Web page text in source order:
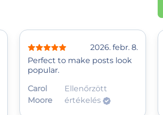
2026. febr. 8.
Perfect to make posts look
popular.
Carol
Moore
Ellenőrzött
értékelés